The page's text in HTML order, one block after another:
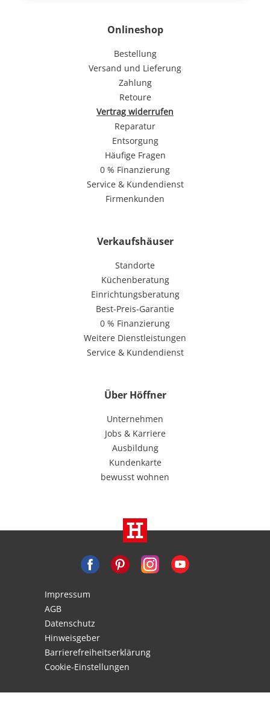
Onlineshop
Bestellung
Versand und Lieferung
Zahlung
Retoure
Vertrag widerrufen
Reparatur
Entsorgung
Häufige Fragen
0 % Finanzierung
Service & Kundendienst
Firmenkunden
Verkaufshäuser
Standorte
Küchenberatung
Einrichtungsberatung
Best-Preis-Garantie
0 % Finanzierung
Weitere Dienstleistungen
Service & Kundendienst
Über Höffner
Unternehmen
Jobs & Karriere
Ausbildung
Kundenkarte
bewusst wohnen
Impressum
AGB
Datenschutz
Hinweisgeber
Barrierefreiheitserklärung
Cookie-Einstellungen